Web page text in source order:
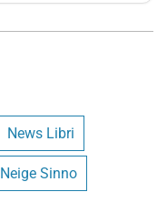
News Libri
Neige Sinno